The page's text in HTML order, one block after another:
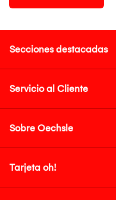
Secciones destacadas
Servicio al Cliente
Sobre Oechsle
Tarjeta oh!